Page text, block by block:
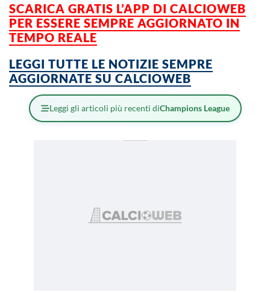
SCARICA GRATIS L’APP DI CALCIOWEB
PER ESSERE SEMPRE AGGIORNATO IN
TEMPO REALE
LEGGI TUTTE LE NOTIZIE SEMPRE
AGGIORNATE SU CALCIOWEB
Leggi gli articoli più recenti diChampions League